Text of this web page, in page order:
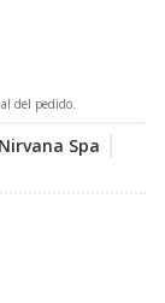
del pedido.
Nirvana Spa